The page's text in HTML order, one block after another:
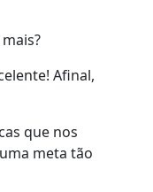
Afinal,
que nos
meta tão